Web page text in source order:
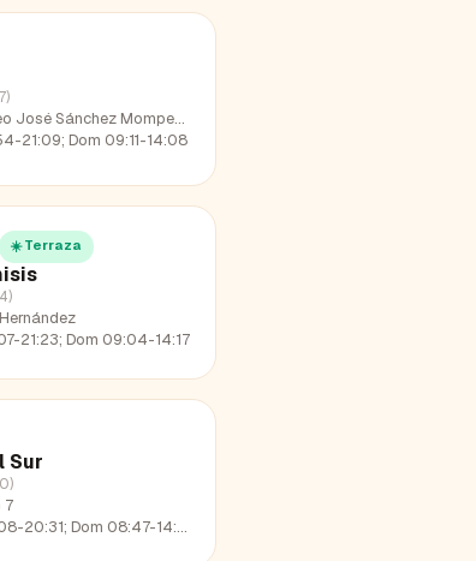
)
José Sánchez Mompeán
21:09; Dom 09:11-14:08
☀️ Terraza
)
21:23; Dom 09:04-14:17
Sur
)
7
20:31; Dom 08:47-14:03